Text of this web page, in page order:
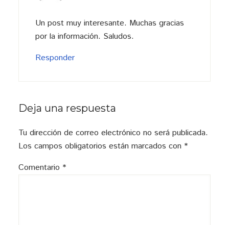
Un post muy interesante. Muchas gracias
por la información. Saludos.
Responder
Deja una respuesta
Tu dirección de correo electrónico no será publicada.
Los campos obligatorios están marcados con *
Comentario *